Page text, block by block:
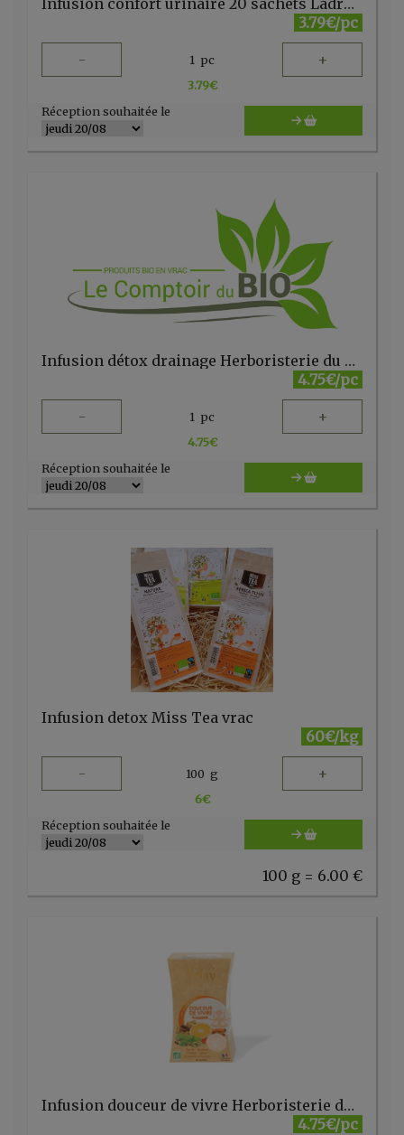
Infusion confort urinaire 20 sachets Ladrôme
3.79€/pc
- 1 pc +
3.79€
Réception souhaitée le
Infusion détox drainage Herboristerie du Velay 20 sachets
4.75€/pc
- 1 pc +
4.75€
Réception souhaitée le
Infusion detox Miss Tea vrac
60€/kg
- 100 g +
6€
Réception souhaitée le
100 g = 6.00 €
Infusion douceur de vivre Herboristerie du Velay 20 sachets
4.75€/pc